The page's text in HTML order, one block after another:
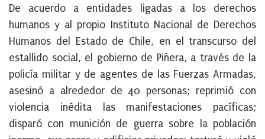
De acuerdo a entidades ligadas a los derechos
humanos y al propio Instituto Nacional de Derechos
Humanos del Estado de Chile, en el transcurso del
estallido social, el gobierno de Piñera, a través de la
policía militar y de agentes de las Fuerzas Armadas,
asesinó a alrededor de 40 personas; reprimió con
violencia inédita las manifestaciones pacíficas;
disparó con munición de guerra sobre la población